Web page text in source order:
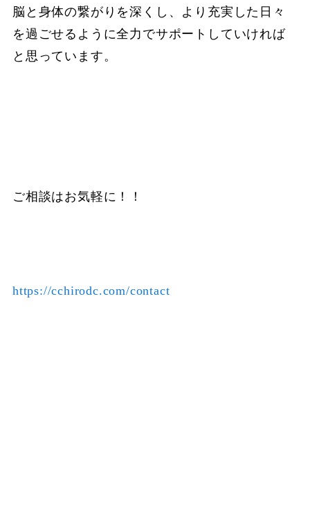
脳と身体の繋がりを深くし、より充実した日々
を過ごせるように全力でサポートしていければ
と思っています。
ご相談はお気軽に！！
https://cchirodc.com/contact